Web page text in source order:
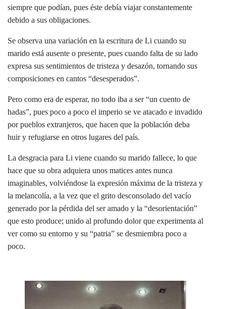
siempre que podían, pues éste debía viajar constantemente
debido a sus obligaciones.
Se observa una variación en la escritura de Li cuando su
marido está ausente o presente, pues cuando falta de su lado
expresa sus sentimientos de tristeza y desazón, tornando sus
composiciones en cantos “desesperados”.
Pero como era de esperar, no todo iba a ser “un cuento de
hadas”, pues poco a poco el imperio se ve atacado e invadido
por pueblos extranjeros, que hacen que la población deba
huir y refugiarse en otros lugares del país.
La desgracia para Li viene cuando su marido fallece, lo que
hace que su obra adquiera unos matices antes nunca
imaginables, volviéndose la expresión máxima de la tristeza y
la melancolía, a la vez que el grito desconsolado del vacío
generado por la pérdida del ser amado y la “desorientación”
que esto produce; unido al profundo dolor que experimenta al
ver como su entorno y su “patria” se desmiembra poco a
poco.